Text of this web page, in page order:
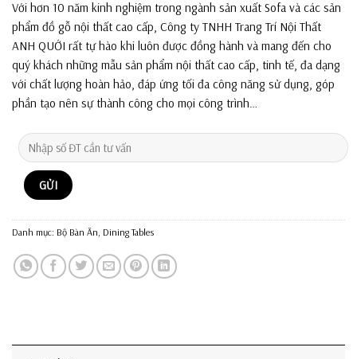
Với hơn 10 năm kinh nghiệm trong ngành sản xuất Sofa và các sản
phẩm đồ gỗ nội thất cao cấp, Công ty TNHH Trang Trí Nội Thất
ANH QUỚI rất tự hào khi luôn được đồng hành và mang đến cho
quý khách những mẫu sản phẩm nội thất cao cấp, tinh tế, đa dạng
với chất lượng hoàn hảo, đáp ứng tối đa công năng sử dụng, góp
phần tạo nên sự thành công cho mọi công trình…
Danh mục: Bộ Bàn Ăn, Dining Tables